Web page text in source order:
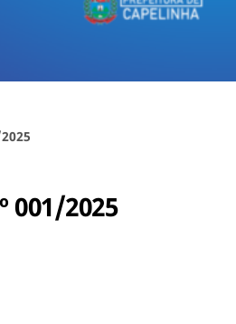
001/2025